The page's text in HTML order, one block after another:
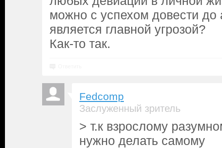
можно с успехом довести до
является главной угрозой?
Как-то так.
Fedcomp
Заслуженный зритель
> т.к взрослому
нужно делать самому